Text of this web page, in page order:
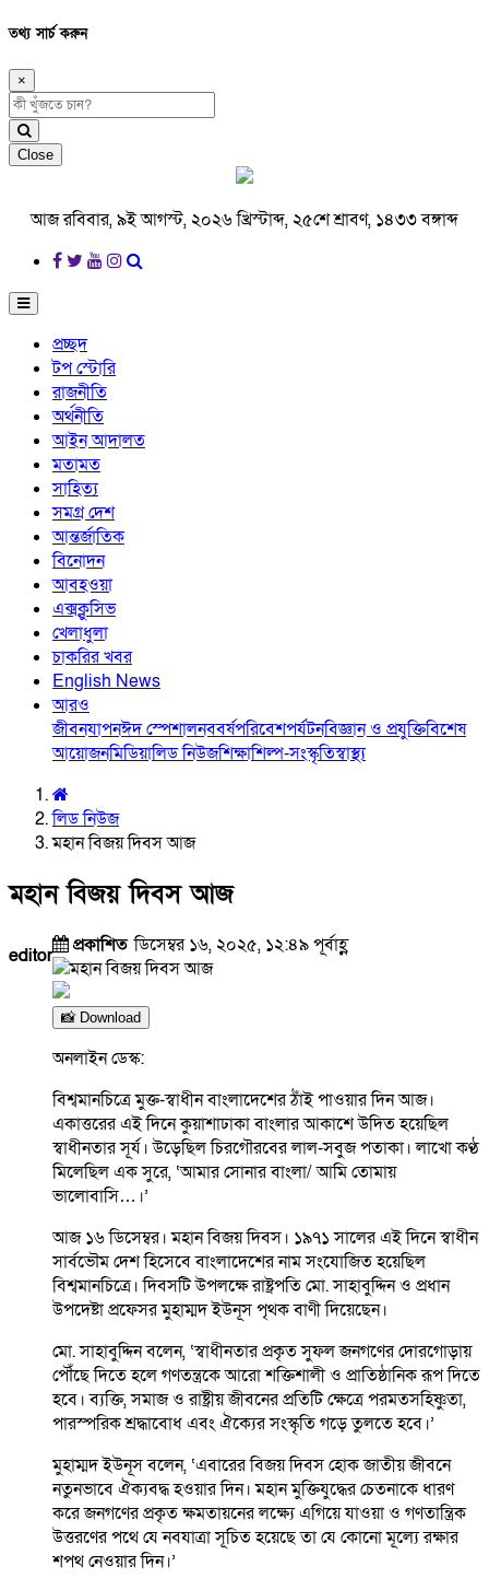
তথ্য সার্চ করুন
×
Close
আজ রবিবার, ৯ই আগস্ট, ২০২৬ খ্রিস্টাব্দ, ২৫শে শ্রাবণ, ১৪৩৩ বঙ্গাব্দ
প্রচ্ছদ
টপ স্টোরি
রাজনীতি
অর্থনীতি
আইন আদালত
মতামত
সাহিত্য
সমগ্র দেশ
আন্তর্জাতিক
বিনোদন
আবহওয়া
এক্সক্লুসিভ
খেলাধুলা
চাকরির খবর
English News
আরও
জীবনযাপনঈদ স্পেশালনববর্ষপরিবেশপর্যটনবিজ্ঞান ও প্রযুক্তিবিশেষ
আয়োজনমিডিয়ালিড নিউজশিক্ষাশিল্প-সংস্কৃতিস্বাস্থ্য
লিড নিউজ
মহান বিজয় দিবস আজ
মহান বিজয় দিবস আজ
editor প্রকাশিতডিসেম্বর ১৬, ২০২৫, ১২:৪৯ পূর্বাহ্ণ
📸 Download
অনলাইন ডেস্ক:
বিশ্বমানচিত্রে মুক্ত-স্বাধীন বাংলাদেশের ঠাঁই পাওয়ার দিন আজ।
একাত্তরের এই দিনে কুয়াশাঢাকা বাংলার আকাশে উদিত হয়েছিল
স্বাধীনতার সূর্য। উড়েছিল চিরগৌরবের লাল-সবুজ পতাকা। লাখো কণ্ঠ
মিলেছিল এক সুরে, ‘আমার সোনার বাংলা/ আমি তোমায়
ভালোবাসি…।’
আজ ১৬ ডিসেম্বর। মহান বিজয় দিবস। ১৯৭১ সালের এই দিনে স্বাধীন
সার্বভৌম দেশ হিসেবে বাংলাদেশের নাম সংযোজিত হয়েছিল
বিশ্বমানচিত্রে। দিবসটি উপলক্ষে রাষ্ট্রপতি মো. সাহাবুদ্দিন ও প্রধান
উপদেষ্টা প্রফেসর মুহাম্মদ ইউনূস পৃথক বাণী দিয়েছেন।
মো. সাহাবুদ্দিন বলেন, ‘স্বাধীনতার প্রকৃত সুফল জনগণের দোরগোড়ায়
পৌঁছে দিতে হলে গণতন্ত্রকে আরো শক্তিশালী ও প্রাতিষ্ঠানিক রূপ দিতে
হবে। ব্যক্তি, সমাজ ও রাষ্ট্রীয় জীবনের প্রতিটি ক্ষেত্রে পরমতসহিষ্ণুতা,
পারস্পরিক শ্রদ্ধাবোধ এবং ঐক্যের সংস্কৃতি গড়ে তুলতে হবে।’
মুহাম্মদ ইউনূস বলেন, ‘এবারের বিজয় দিবস হোক জাতীয় জীবনে
নতুনভাবে ঐক্যবদ্ধ হওয়ার দিন। মহান মুক্তিযুদ্ধের চেতনাকে ধারণ
করে জনগণের প্রকৃত ক্ষমতায়নের লক্ষ্যে এগিয়ে যাওয়া ও গণতান্ত্রিক
উত্তরণের পথে যে নবযাত্রা সূচিত হয়েছে তা যে কোনো মূল্যে রক্ষার
শপথ নেওয়ার দিন।’